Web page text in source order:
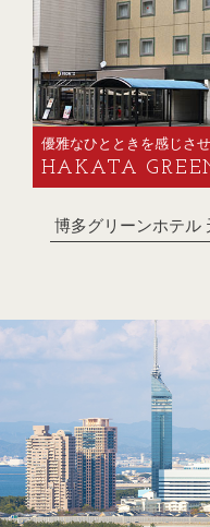
優雅なひとときを感じさ
HAKATA
博多グリーンホテル